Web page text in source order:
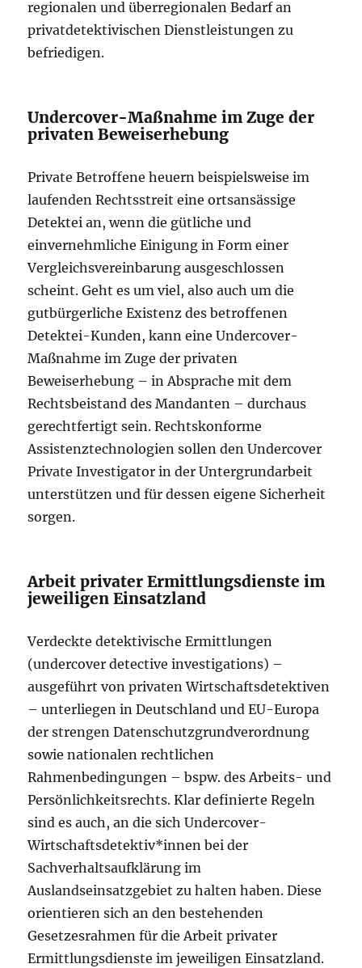
regionalen und überregionalen Bedarf an
privatdetektivischen Dienstleistungen zu
befriedigen.
Undercover-Maßnahme im Zuge der
privaten Beweiserhebung
Private Betroffene heuern beispielsweise im
laufenden Rechtsstreit eine ortsansässige
Detektei an, wenn die gütliche und
einvernehmliche Einigung in Form einer
Vergleichsvereinbarung ausgeschlossen
scheint. Geht es um viel, also auch um die
gutbürgerliche Existenz des betroffenen
Detektei-Kunden, kann eine Undercover-
Maßnahme im Zuge der privaten
Beweiserhebung – in Absprache mit dem
Rechtsbeistand des Mandanten – durchaus
gerechtfertigt sein. Rechtskonforme
Assistenztechnologien sollen den Undercover
Private Investigator in der Untergrundarbeit
unterstützen und für dessen eigene Sicherheit
sorgen.
Arbeit privater Ermittlungsdienste im
jeweiligen Einsatzland
Verdeckte detektivische Ermittlungen
(undercover detective investigations) –
ausgeführt von privaten Wirtschaftsdetektiven
– unterliegen in Deutschland und EU-Europa
der strengen Datenschutzgrundverordnung
sowie nationalen rechtlichen
Rahmenbedingungen – bspw. des Arbeits- und
Persönlichkeitsrechts. Klar definierte Regeln
sind es auch, an die sich Undercover-
Wirtschaftsdetektiv*innen bei der
Sachverhaltsaufklärung im
Auslandseinsatzgebiet zu halten haben. Diese
orientieren sich an den bestehenden
Gesetzesrahmen für die Arbeit privater
Ermittlungsdienste im jeweiligen Einsatzland.